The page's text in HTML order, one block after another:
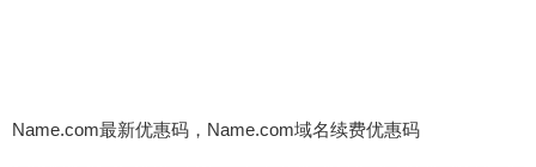
Name.com最新优惠码，Name.com域名续费优惠码